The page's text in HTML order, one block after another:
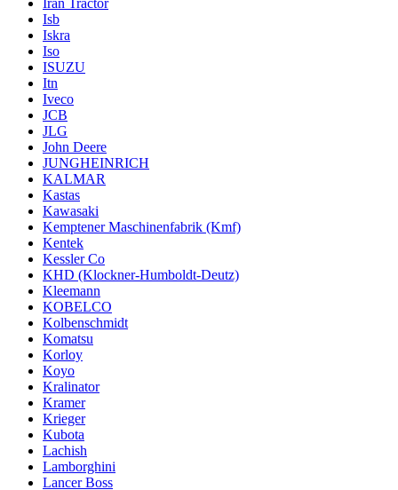
Iran Tractor
Isb
Iskra
Iso
ISUZU
Itn
Iveco
JCB
JLG
John Deere
JUNGHEINRICH
KALMAR
Kastas
Kawasaki
Kemptener Maschinenfabrik (Kmf)
Kentek
Kessler Co
KHD (Klockner-Humboldt-Deutz)
Kleemann
KOBELCO
Kolbenschmidt
Komatsu
Korloy
Koyo
Kralinator
Kramer
Krieger
Kubota
Lachish
Lamborghini
Lancer Boss